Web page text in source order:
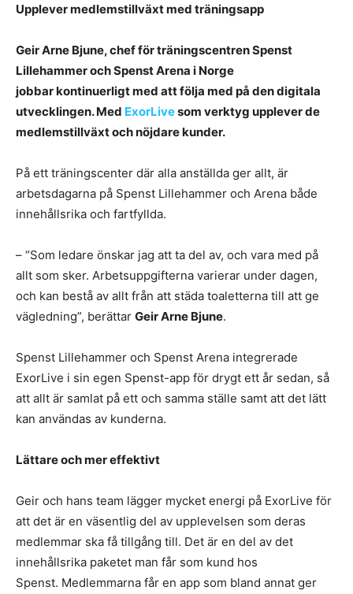
Upplever medlemstillväxt med träningsapp
Geir Arne Bjune, chef för träningscentren Spenst
Lillehammer och Spenst Arena i Norge
jobbar kontinuerligt med att följa med på den digitala
utvecklingen. Med ExorLivesom verktyg upplever de
medlemstillväxt och nöjdare kunder.
På ett träningscenter där alla anställda ger allt, är
arbetsdagarna på Spenst Lillehammer och Arena både
innehållsrika och fartfyllda.
– “Som ledare önskar jag att ta del av, och vara med på
allt som sker. Arbetsuppgifterna varierar under dagen,
och kan bestå av allt från att städa toaletterna till att ge
vägledning”, berättar Geir Arne Bjune.
Spenst Lillehammer och Spenst Arena integrerade
ExorLive i sin egen Spenst-app för drygt ett år sedan, så
att allt är samlat på ett och samma ställe samt att det lätt
kan användas av kunderna.
Lättare och mer effektivt
Geir och hans team lägger mycket energi på ExorLive för
att det är en väsentlig del av upplevelsen som deras
medlemmar ska få tillgång till. Det är en del av det
innehållsrika paketet man får som kund hos
Spenst. Medlemmarna får en app som bland annat ger